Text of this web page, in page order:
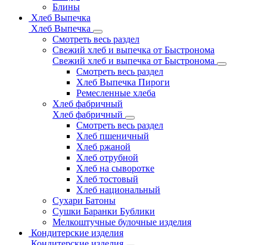
Блины
Хлеб Выпечка
Хлеб Выпечка
Смотреть весь раздел
Свежий хлеб и выпечка от Быстронома
Свежий хлеб и выпечка от Быстронома
Смотреть весь раздел
Хлеб Выпечка Пироги
Ремесленные хлеба
Хлеб фабричный
Хлеб фабричный
Смотреть весь раздел
Хлеб пшеничный
Хлеб ржаной
Хлеб отрубной
Хлеб на сыворотке
Хлеб тостовый
Хлеб национальный
Сухари Батоны
Сушки Баранки Бублики
Мелкоштучные булочные изделия
Кондитерские изделия